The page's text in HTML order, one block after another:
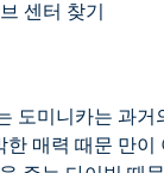
센터 찾기
도미니카는 과거
매력 때문 만이